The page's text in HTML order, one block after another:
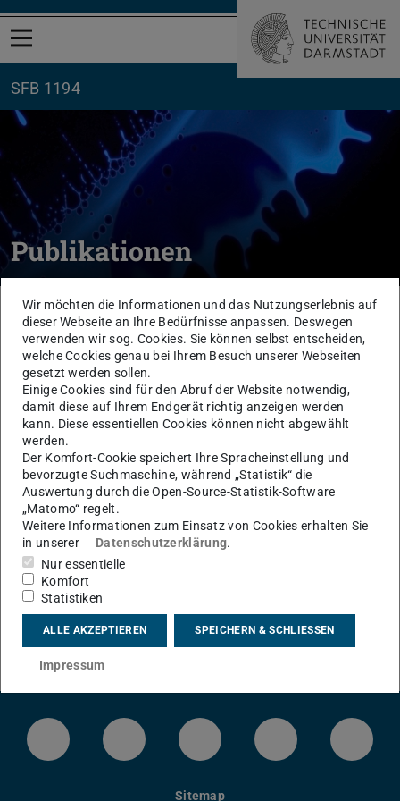
Menü öffnen
SFB 1194
Publikationen
Sie befinden sich hier:
TU Darmstadt SFB1194 Forschung Publikationen
Die folgende Liste enthält aus dem SFB
entstandene sowie weitere themenrelevante
Publikationen und Konferenzbeiträge seiner
Wissenschaftlerinnen und Wissenschaftler.
Fehler beim Laden der Daten
Beim Laden der Publikationsdaten von
TUbiblio
Fehler aufgetreten. Bitte versuchen Sie es zu einem
späteren Zeitpunkt erneut.
LinkedIn-Seite der TU Darmstadt
Instagram-Kanal der TU
Bluesky-Kanal der TU
Facebook-
Sitemap
Wir möchten die Informationen und das Nutzungserlebnis auf
dieser Webseite an Ihre Bedürfnisse anpassen. Deswegen
verwenden wir sog. Cookies. Sie können selbst entscheiden,
welche Cookies genau bei Ihrem Besuch unserer Webseiten
gesetzt werden sollen.
Einige Cookies sind für den Abruf der Website notwendig,
damit diese auf Ihrem Endgerät richtig anzeigen werden
kann. Diese essentiellen Cookies können nicht abgewählt
werden.
Der Komfort-Cookie speichert Ihre Spracheinstellung und
bevorzugte Suchmaschine, während „Statistik“ die
Auswertung durch die Open-Source-Statistik-Software
„Matomo“ regelt.
Weitere Informationen zum Einsatz von Cookies erhalten Sie
in unserer
Datenschutzerklärung.
Nur essentielle
Komfort
Statistiken
ALLE AKZEPTIEREN SPEICHERN & SCHLIESSEN
Impressum